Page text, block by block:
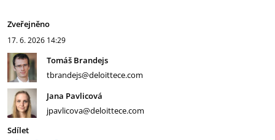
Zveřejněno
17. 6. 2026 14:29
Tomáš Brandejs
tbrandejs@deloittece.com
Jana Pavlicová
jpavlicova@deloittece.com
Sdílet